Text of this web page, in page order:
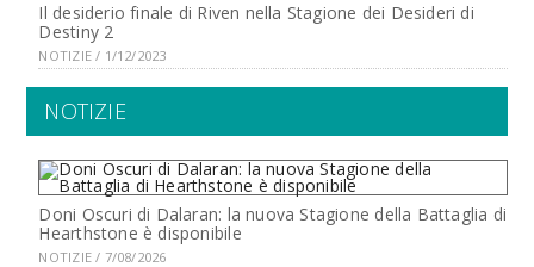
Il desiderio finale di Riven nella Stagione dei Desideri di
Destiny 2
NOTIZIE / 1/12/2023
NOTIZIE
Doni Oscuri di Dalaran: la nuova Stagione della Battaglia di
Hearthstone è disponibile
NOTIZIE / 7/08/2026